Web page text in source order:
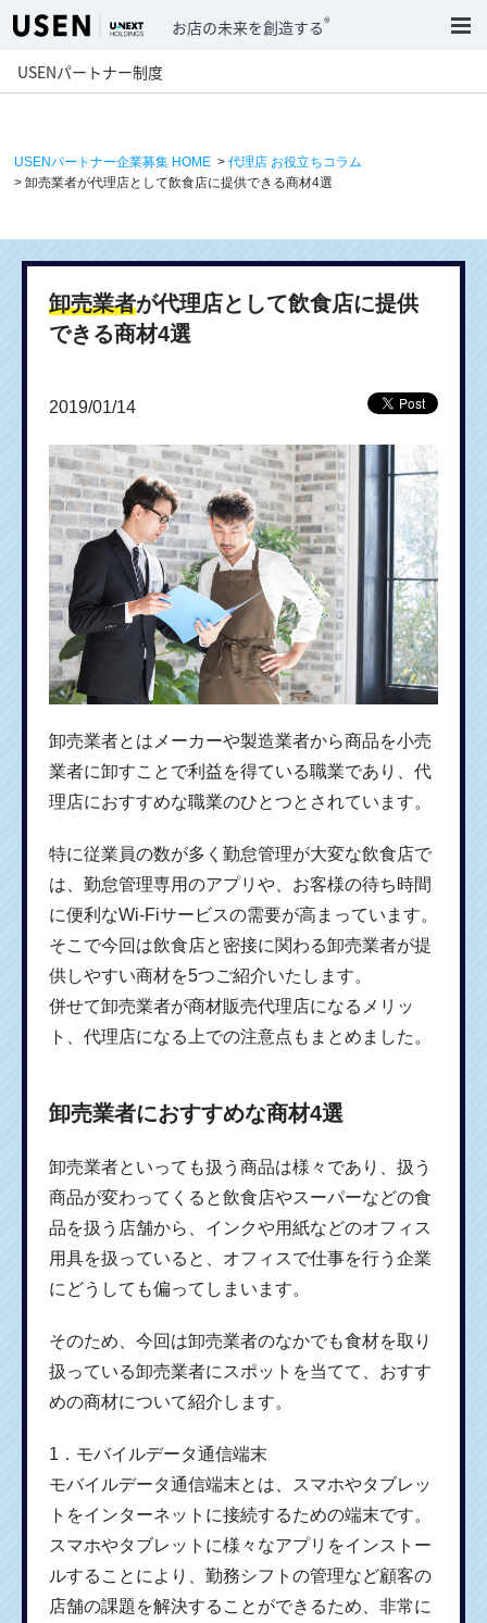
お店の未来を創造する®
USENパートナー制度
USENパートナー企業募集 HOME > 代理店 お役立ちコラム
> 卸売業者が代理店として飲食店に提供できる商材4選
卸売業者が代理店として飲食店に提供
できる商材4選
2019/01/14
卸売業者とはメーカーや製造業者から商品を小売
業者に卸すことで利益を得ている職業であり、代
理店におすすめな職業のひとつとされています。
特に従業員の数が多く勤怠管理が大変な飲食店で
は、勤怠管理専用のアプリや、お客様の待ち時間
に便利なWi-Fiサービスの需要が高まっています。
そこで今回は飲食店と密接に関わる卸売業者が提
供しやすい商材を5つご紹介いたします。
併せて卸売業者が商材販売代理店になるメリッ
ト、代理店になる上での注意点もまとめました。
卸売業者におすすめな商材4選
卸売業者といっても扱う商品は様々であり、扱う
商品が変わってくると飲食店やスーパーなどの食
品を扱う店舗から、インクや用紙などのオフィス
用具を扱っていると、オフィスで仕事を行う企業
にどうしても偏ってしまいます。
そのため、今回は卸売業者のなかでも食材を取り
扱っている卸売業者にスポットを当てて、おすす
めの商材について紹介します。
1．モバイルデータ通信端末
モバイルデータ通信端末とは、スマホやタブレッ
トをインターネットに接続するための端末です。
スマホやタブレットに様々なアプリをインストー
ルすることにより、勤務シフトの管理など顧客の
店舗の課題を解決することができるため、非常に